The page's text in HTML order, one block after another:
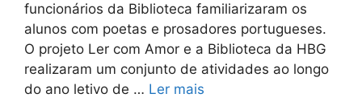
funcionários da Biblioteca familiarizaram os
alunos com poetas e prosadores portugueses.
O projeto Ler com Amor e a Biblioteca da HBG
realizaram um conjunto de atividades ao longo
do ano letivo de … Ler mais